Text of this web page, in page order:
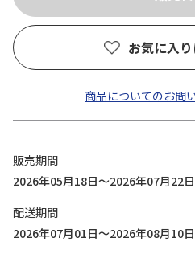
お気に入
商品についてのお問
販売期間
2026年05月18日～2026年07月22日
配送期間
2026年07月01日～2026年08月10日